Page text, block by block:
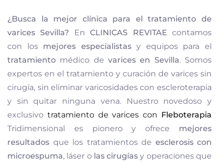
¿Busca la mejor clínica para el tratamiento de
varices Sevilla? EnCLINICAS REVITAE contamos
con los mejores especialistasy equipos para el
tratamiento médico de varices en Sevilla. Somos
expertos en el tratamiento y curación de varices sin
cirugía, sin eliminar varicosidades con escleroterapia
y sin quitar ninguna vena. Nuestro novedoso y
exclusivo tratamiento de varices con Fleboterapia
Tridimensional es pionero y ofrece mejores
resultados que los tratamientos de esclerosis con
microespuma, láser olascirugías y operaciones que